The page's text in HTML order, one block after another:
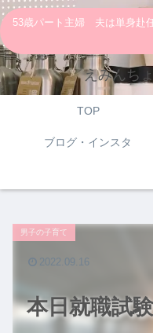
53歳パート主婦 夫は単身赴
えみんち
TOP
ブログ・インスタ
本日就職試
男子の子育て
2022.09.16